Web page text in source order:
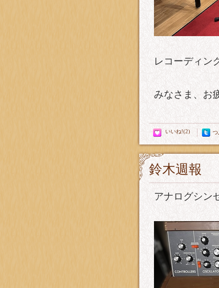
レコーディン
みなさま、お
つ
鈴木週報
アナログシン